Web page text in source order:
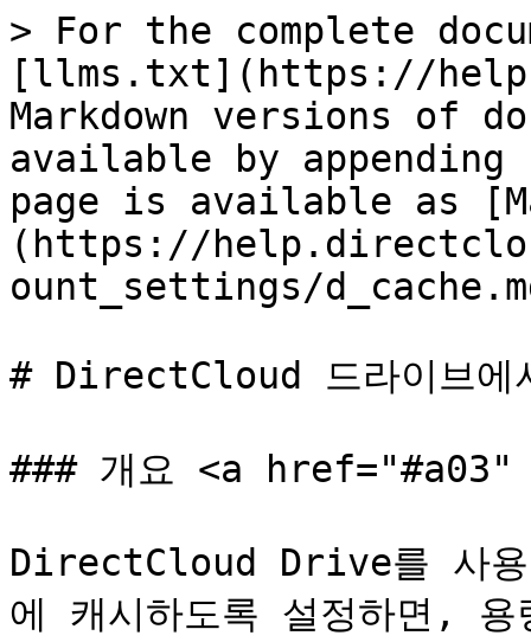
> For the complete
[llms.txt](https://
Markdown versions of
available by
page is available as
(https://
ount_settings/
# DirectCloud 드라이브에
### 개요 <a
DirectCloud Drive를 사
에 캐시하도록 설정하면,